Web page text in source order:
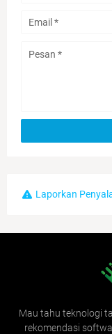
Laporkan
Mau tahu teknologi
rekomendasi